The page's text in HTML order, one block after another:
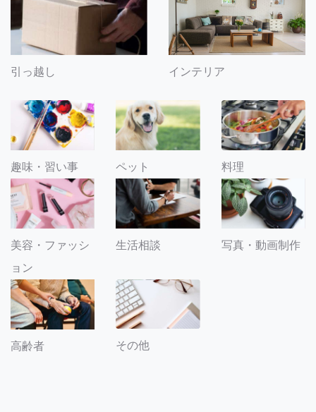
引っ越し インテリア
趣味・習い事 ペット 料理
美容・ファッシ
ョン
生活相談 写真・動画制作
高齢者 その他